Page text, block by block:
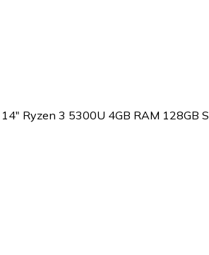
Ryzen 3 5300U 4GB RAM 128GB